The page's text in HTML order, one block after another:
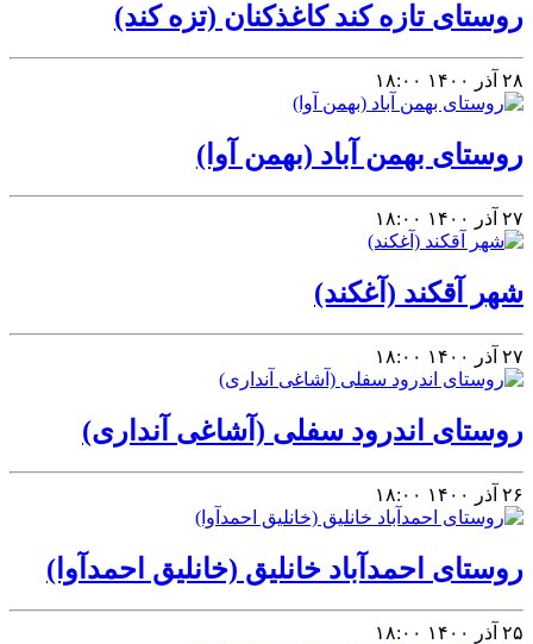
روستای تازه کند کاغذکنان (تزه کند)
۲۸ آذر ۱۴۰۰ ۱۸:۰۰
روستای بهمن آباد (بهمن آوا)
۲۷ آذر ۱۴۰۰ ۱۸:۰۰
شهر آقکند (آغکند)
۲۷ آذر ۱۴۰۰ ۱۸:۰۰
روستای اندرود سفلی (آشاغی آنداری)
۲۶ آذر ۱۴۰۰ ۱۸:۰۰
روستای احمدآباد خانلیق (خانلیق احمدآوا)
۲۵ آذر ۱۴۰۰ ۱۸:۰۰